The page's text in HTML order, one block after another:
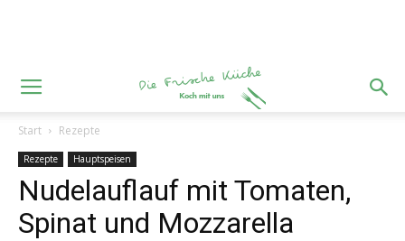
Start Rezepte
Rezepte Hauptspeisen
Nudelauflauf mit Tomaten,
Spinat und Mozzarella